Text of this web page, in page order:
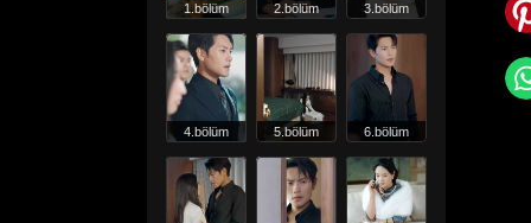
1.bölüm 2.bölüm 3.bölüm
4.bölüm 5.bölüm 6.bölüm